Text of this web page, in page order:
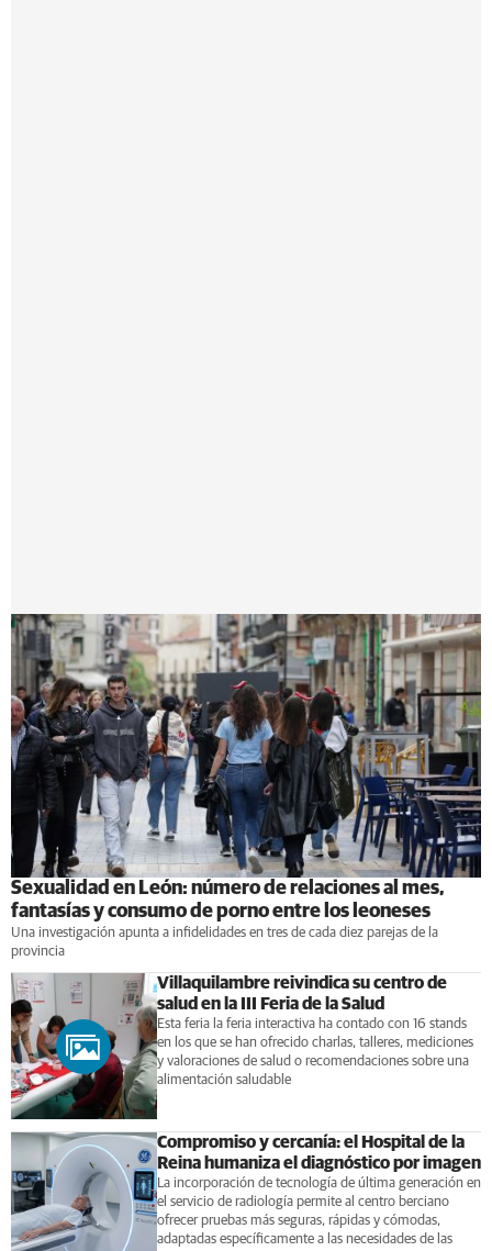
Sexualidad en León: número de relaciones al mes,
fantasías y consumo de porno entre los leoneses
Una investigación apunta a infidelidades en tres de cada diez parejas de la
provincia
Villaquilambre reivindica su centro de
salud en la III Feria de la Salud
Esta feria la feria interactiva ha contado con 16 stands
en los que se han ofrecido charlas, talleres, mediciones
y valoraciones de salud o recomendaciones sobre una
alimentación saludable
Compromiso y cercanía: el Hospital de la
Reina humaniza el diagnóstico por imagen
La incorporación de tecnología de última generación en
el servicio de radiología permite al centro berciano
ofrecer pruebas más seguras, rápidas y cómodas,
adaptadas específicamente a las necesidades de las